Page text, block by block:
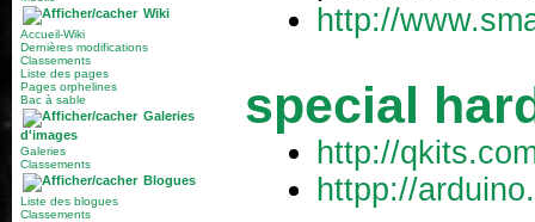
Wiki
Accueil-Wiki
Dernières modifications
Classements
Liste des pages
Pages orphelines
Bac à sable
Galeries
d'images
Galeries
Classements
Blogues
Liste des blogues
Classements
http://
special
http://
httpp://